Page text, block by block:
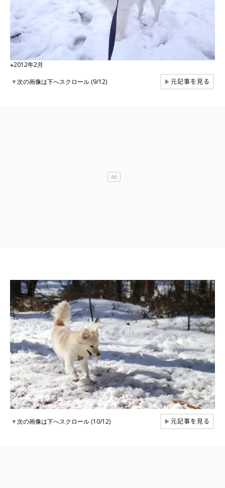
※2012年2月
▼次の画像は下へスクロール (9/12) ▶元記事を見る
▼次の画像は下へスクロール (10/12) ▶元記事を見る